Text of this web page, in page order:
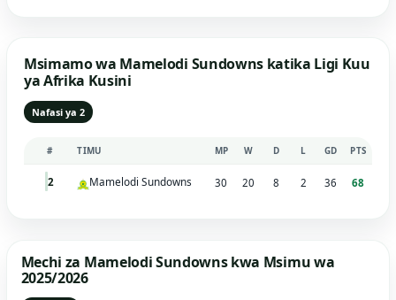
Msimamo wa Mamelodi Sundowns katika Ligi Kuu
ya Afrika Kusini
Nafasi ya 2
# TIMU MP W D L GD PTS
2 Mamelodi Sundowns 30 20 8 2 36 68
Mechi za Mamelodi Sundowns kwa Msimu wa
2025/2026